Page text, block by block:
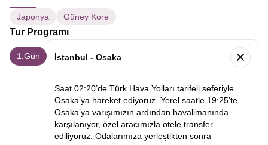
Japonya Güney Kore
Tur Programı
1.Gün İstanbul - Osaka
Saat 02:20’de Türk Hava Yolları tarifeli seferiyle
Osaka’ya hareket ediyoruz. Yerel saatle 19:25’te
Osaka’ya varışımızın ardından havalimanında
karşılanıyor, özel aracımızla otele transfer
ediliyoruz. Odalarımıza yerleştikten sonra